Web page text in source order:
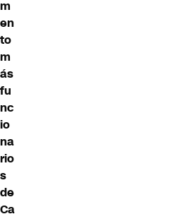
m
en
to
m
ás
fu
nc
io
na
rio
s
de
Ca